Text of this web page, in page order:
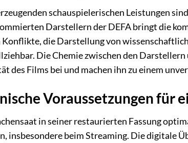
schauspielerischen Leistungen
Darstellern der DEFA bringt die
Konflikte, die Darstellung von
Die Chemie zwischen den
des Films bei und machen ihn zu einem
Voraussetzungen für
in seiner restaurierten Fassung
insbesondere beim Streaming. Die digitale